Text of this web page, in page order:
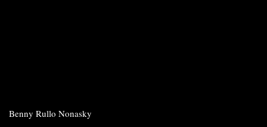
Benny Rullo Nonasky